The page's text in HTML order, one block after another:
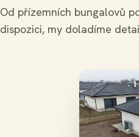
Od přízemních bungalovů
dispozici, my doladíme